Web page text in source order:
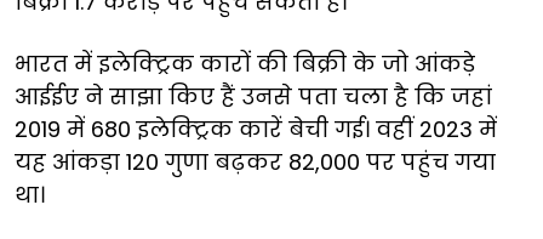
भारत में इलेक्ट्रिक कारों की बिक्री के जो आंकड़े
आईईए ने साझा किए हैं उनसे पता चला है कि जहां
2019 में 680 इलेक्ट्रिक कारें बेची गई। वहीं 2023 में
यह आंकड़ा 120 गुणा बढ़कर 82,000 पर पहुंच गया
था।